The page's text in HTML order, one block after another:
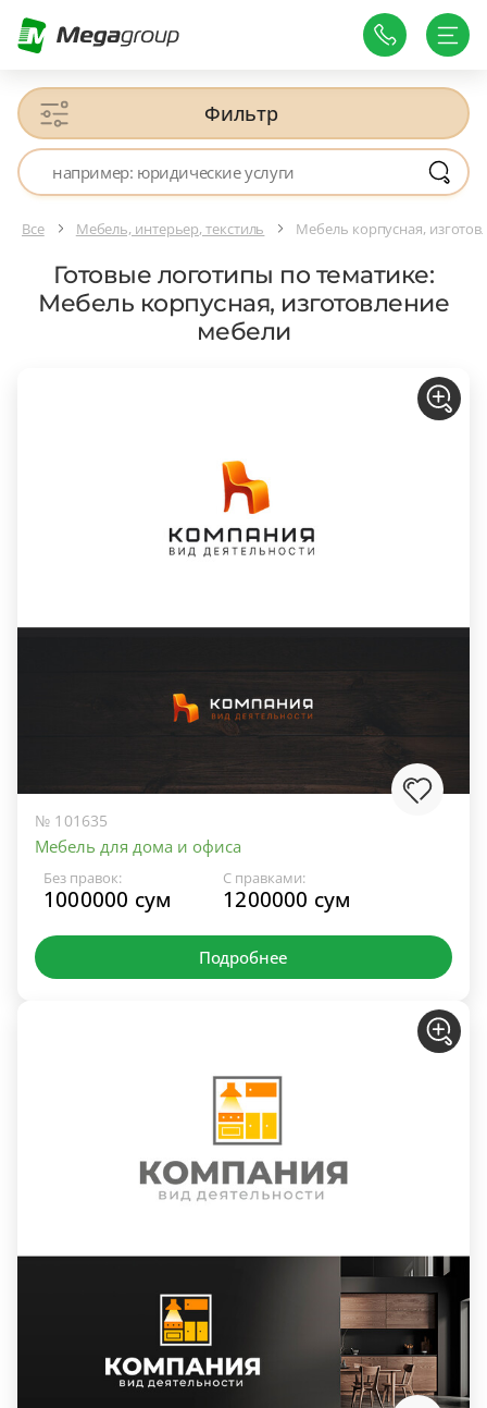
Фильтр
Все Мебель, интерьер, текстиль Мебель корпусная,
Готовые логотипы по тематике:
Мебель корпусная, изготовление
мебели
№ 101635
Мебель для дома и офиса
Без правок:
1000000 сум
С правками:
1200000 сум
Подробнее